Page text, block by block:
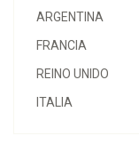
ARGENTINA
FRANCIA
REINO UNIDO
ITALIA